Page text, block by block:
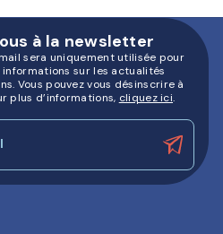
à la newsletter
sera uniquement utilisée pour
informations sur les actualités
Vous pouvez vous désinscrire à
plus d’informations, cliquez ici.